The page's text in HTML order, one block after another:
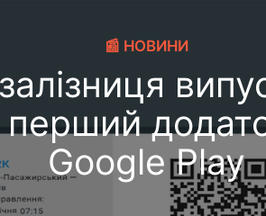
📰 НОВИНИ
перший
Google Play